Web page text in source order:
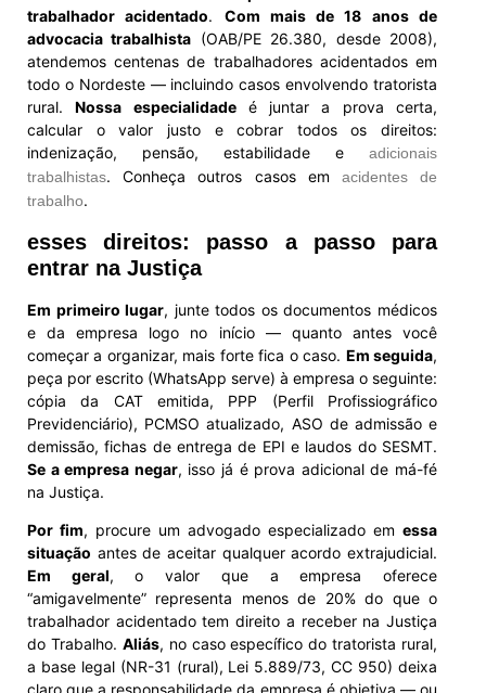
trabalhador acidentado. Com mais de 18 anos de
advocacia trabalhista (OAB/PE 26.380, desde 2008),
atendemos centenas de trabalhadores acidentados em
todo o Nordeste — incluindo casos envolvendo tratorista
rural.Nossa especialidadeé juntar a prova certa,
calcular o valor justo e cobrar todos os direitos:
indenização, pensão, estabilidade e adicionais
trabalhistas. Conheça outros casos em acidentes de
trabalho.
esses direitos: passo a passo para
entrar na Justiça
Em primeiro lugar, junte todos os documentos médicos
e da empresa logo no início — quanto antes você
começar a organizar, mais forte fica o caso. Em seguida,
peça por escrito (WhatsApp serve) à empresa o seguinte:
cópia da CAT emitida, PPP (Perfil Profissiográfico
Previdenciário), PCMSO atualizado, ASO de admissão e
demissão, fichas de entrega de EPI e laudos do SESMT.
Se a empresa negar, isso já é prova adicional de má-fé
na Justiça.
Por fim, procure um advogado especializado em essa
situação antes de aceitar qualquer acordo extrajudicial.
Em geral, o valor que a empresa oferece
“amigavelmente” representa menos de 20% do que o
trabalhador acidentado tem direito a receber na Justiça
do Trabalho. Aliás, no caso específico do tratorista rural,
a base legal (NR-31 (rural), Lei 5.889/73, CC 950) deixa
claro que a responsabilidade da empresa é objetiva — ou